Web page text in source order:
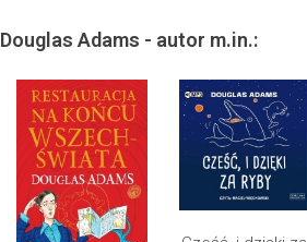
Douglas Adams - autor m.in.: